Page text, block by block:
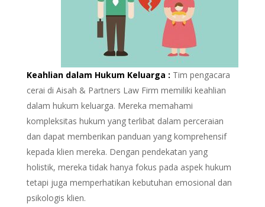
Keahlian dalam Hukum Keluarga : Tim pengacara
cerai di Aisah & Partners Law Firm memiliki keahlian
dalam hukum keluarga. Mereka memahami
kompleksitas hukum yang terlibat dalam perceraian
dan dapat memberikan panduan yang komprehensif
kepada klien mereka. Dengan pendekatan yang
holistik, mereka tidak hanya fokus pada aspek hukum
tetapi juga memperhatikan kebutuhan emosional dan
psikologis klien.